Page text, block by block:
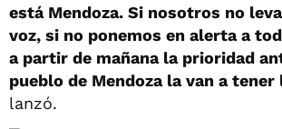
está Mendoza. Si nosotros no
voz, si no ponemos en alerta a
a partir de mañana la prioridad
pueblo de Mendoza la van a tener
lanzó.